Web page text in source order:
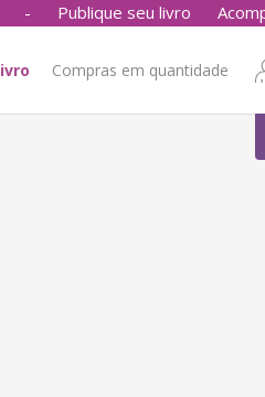
- Publique seu livro
Compras em quantidade